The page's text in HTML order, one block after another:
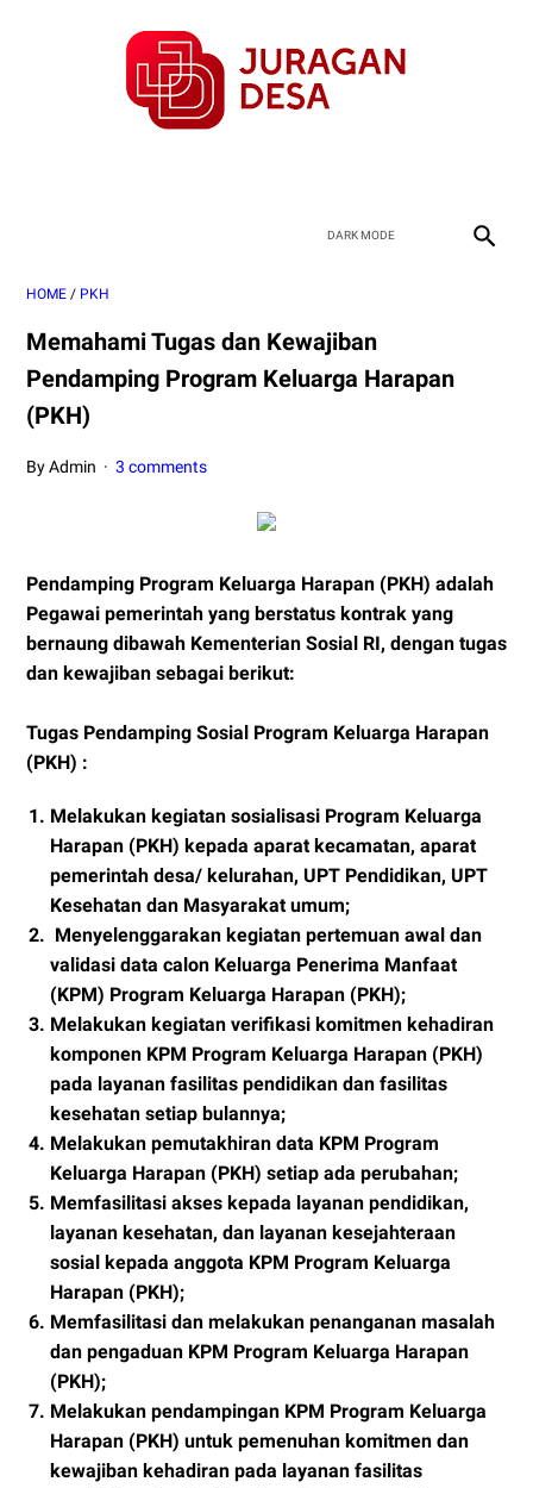
HOME / PKH
Memahami Tugas dan Kewajiban
Pendamping Program Keluarga Harapan
(PKH)
By Admin 3 comments
Pendamping Program Keluarga Harapan (PKH) adalah
Pegawai pemerintah yang berstatus kontrak yang
bernaung dibawah Kementerian Sosial RI, dengan tugas
dan kewajiban sebagai berikut:
Tugas Pendamping Sosial Program Keluarga Harapan
(PKH) :
Melakukan kegiatan sosialisasi Program Keluarga
Harapan (PKH) kepada aparat kecamatan, aparat
pemerintah desa/ kelurahan, UPT Pendidikan, UPT
Kesehatan dan Masyarakat umum;
Menyelenggarakan kegiatan pertemuan awal dan
validasi data calon Keluarga Penerima Manfaat
(KPM) Program Keluarga Harapan (PKH);
Melakukan kegiatan verifikasi komitmen kehadiran
komponen KPM Program Keluarga Harapan (PKH)
pada layanan fasilitas pendidikan dan fasilitas
kesehatan setiap bulannya;
Melakukan pemutakhiran data KPM Program
Keluarga Harapan (PKH) setiap ada perubahan;
Memfasilitasi akses kepada layanan pendidikan,
layanan kesehatan, dan layanan kesejahteraan
sosial kepada anggota KPM Program Keluarga
Harapan (PKH);
Memfasilitasi dan melakukan penanganan masalah
dan pengaduan KPM Program Keluarga Harapan
(PKH);
Melakukan pendampingan KPM Program Keluarga
Harapan (PKH) untuk pemenuhan komitmen dan
kewajiban kehadiran pada layanan fasilitas